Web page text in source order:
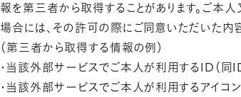
報を第三者から取得することがあります。ご
場合には、その許可の際にご同意いただいた内
（第三者から取得する情報の例）
・当該外部サービスでご本人が利用するID（同
・当該外部サービスでご本人が利用するアイコン